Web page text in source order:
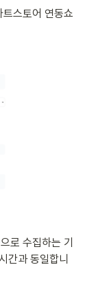
스토어 연동쇼
로 수집하는 기
간과 동일합니